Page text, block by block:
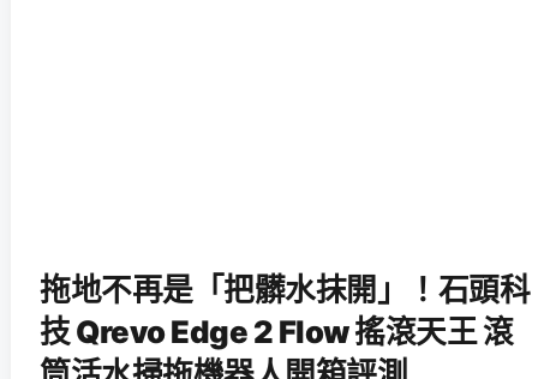
拖地不再是「把髒水抹開」！石頭科
技 Qrevo Edge 2 Flow 搖滾天王 滾